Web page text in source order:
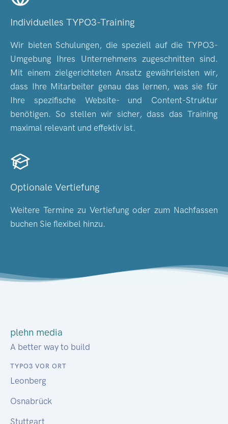
Individuelles TYPO3-Training
Wir bieten Schulungen, die speziell auf die TYPO3-
Umgebung Ihres Unternehmens zugeschnitten sind.
Mit einem zielgerichteten Ansatz gewährleisten wir,
dass Ihre Mitarbeiter genau das lernen, was sie für
Ihre spezifische Website- und Content-Struktur
benötigen. So stellen wir sicher, dass das Training
maximal relevant und effektiv ist.
Optionale Vertiefung
Weitere Termine zu Vertiefung oder zum Nachfassen
buchen Sie flexibel hinzu.
plehn media
A better way to build
TYPO3 VOR ORT
Leonberg
Osnabrück
Stuttgart